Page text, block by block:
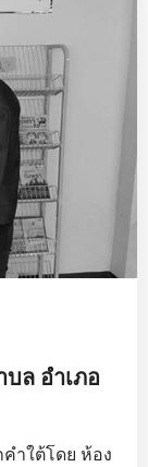
ล อำเภอ
ำใต้โดย ห้อง